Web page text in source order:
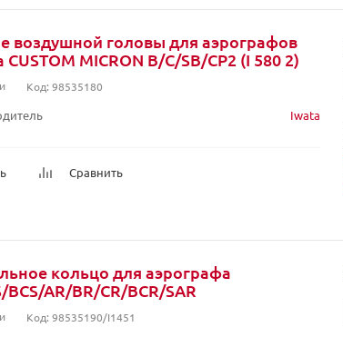
воздушной головы для аэрографов
MICRON B/C/SB/CP2 (I 580 2)
Код: 98535180
Iwata
Сравнить
кольцо для аэрографа
BCS/AR/BR/CR/BCR/SAR
Код: 98535190/I1451